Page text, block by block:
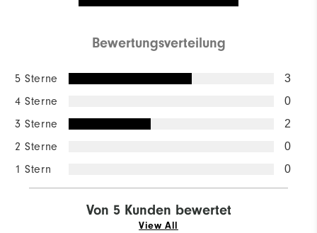
Bewertungsverteilung
5 Sterne 3
4 Sterne 0
3 Sterne 2
2 Sterne 0
1 Stern 0
Von 5 Kunden bewertet
View All